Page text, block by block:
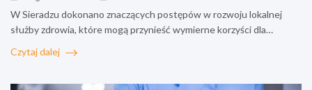
W Sieradzu dokonano znaczących postępów w rozwoju lokalnej
służby zdrowia, które mogą przynieść wymierne korzyści dla…
Czytaj dalej